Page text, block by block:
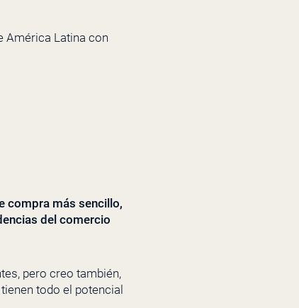
América Latina con
compra más sencillo,
del comercio
pero creo también,
todo el potencial